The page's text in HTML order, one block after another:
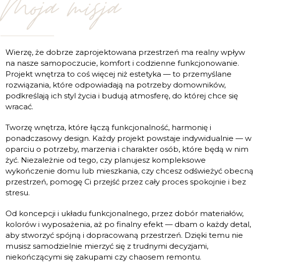
Wierzę, że dobrze zaprojektowana przestrzeń ma realny wpływ
na nasze samopoczucie, komfort i codzienne funkcjonowanie.
Projekt wnętrza to coś więcej niż estetyka — to przemyślane
rozwiązania, które odpowiadają na potrzeby domowników,
podkreślają ich styl życia i budują atmosferę, do której chce się
wracać.
Tworzę wnętrza, które łączą funkcjonalność, harmonię i
ponadczasowy design. Każdy projekt powstaje indywidualnie — w
oparciu o potrzeby, marzenia i charakter osób, które będą w nim
żyć. Niezależnie od tego, czy planujesz kompleksowe
wykończenie domu lub mieszkania, czy chcesz odświeżyć obecną
przestrzeń, pomogę Ci przejść przez cały proces spokojnie i bez
stresu.
Od koncepcji i układu funkcjonalnego, przez dobór materiałów,
kolorów i wyposażenia, aż po finalny efekt — dbam o każdy detal,
aby stworzyć spójną i dopracowaną przestrzeń. Dzięki temu nie
musisz samodzielnie mierzyć się z trudnymi decyzjami,
niekończącymi się zakupami czy chaosem remontu.